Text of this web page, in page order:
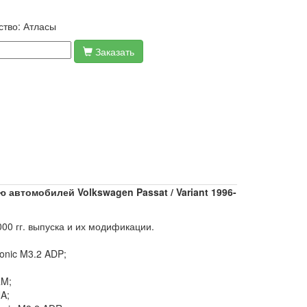
Атласы
Заказать
автомобилей Volkswagen Passat / Variant 1996-
гг. выпуска и их модификации.
M3.2 ADP;